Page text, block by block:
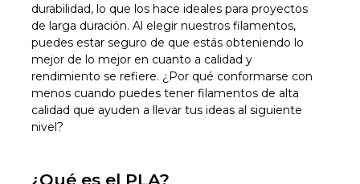
durabilidad, lo que los hace ideales para proyectos
de larga duración. Al elegir nuestros filamentos,
puedes estar seguro de que estás obteniendo lo
mejor de lo mejor en cuanto a calidad y
rendimiento se refiere. ¿Por qué conformarse con
menos cuando puedes tener filamentos de alta
calidad que ayuden a llevar tus ideas al siguiente
nivel?
¿Qué es el PLA?